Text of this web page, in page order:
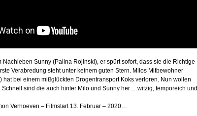
Nachleben Sunny (Palina Rojinski), er spürt sofort, dass sie die Richtige
Verabredung steht unter keinem guten Stern. Milos Mitbewohner
hat bei einem mißglückten Drogentransport Koks verloren. Nun wollen
Schnell sind die auch hinter Milo und Sunny her….witzig, temporeich und
Verhoeven – Filmstart 13. Februar – 2020…